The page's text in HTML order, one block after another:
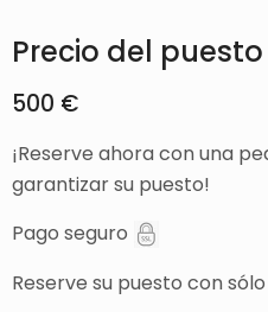
Precio del puesto
500 €
¡Reserve ahora con una
garantizar su puesto!
Pago seguro
Reserve su puesto con sólo